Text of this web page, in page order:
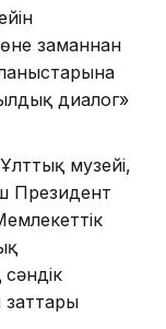
заманнан
диалог»
музейі,
Президент
заттары